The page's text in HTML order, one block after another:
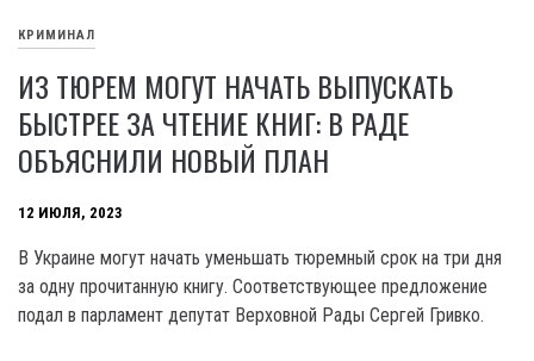
КРИМИНАЛ
ИЗ ТЮРЕМ МОГУТ НАЧАТЬ ВЫПУСКАТЬ
БЫСТРЕЕ ЗА ЧТЕНИЕ КНИГ: В РАДЕ
ОБЪЯСНИЛИ НОВЫЙ ПЛАН
12 ИЮЛЯ, 2023
В Украине могут начать уменьшать тюремный срок на три дня
за одну прочитанную книгу. Соответствующее предложение
подал в парламент депутат Верховной Рады Сергей Гривко.